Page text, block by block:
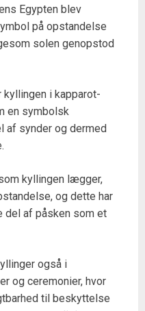
Egypten blev
på opstandelse
solen genopstod
kyllingen i kapparot-
en symbolsk
synder og dermed
kyllingen lægger,
og dette har
del af påsken som et
også i
og ceremonier, hvor
til beskyttelse